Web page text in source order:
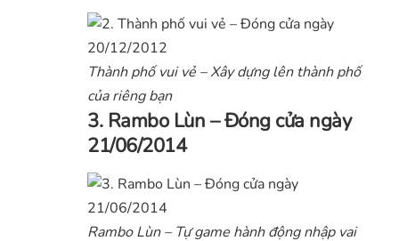
Thành phố vui vẻ – Xây dựng lên thành phố
của riêng bạn
3. Rambo Lùn – Đóng cửa ngày
21/06/2014
Rambo Lùn – Tự game hành động nhập vai